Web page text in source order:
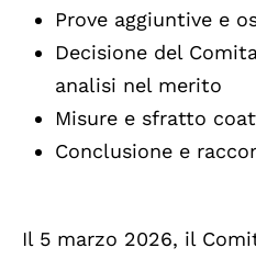
Prove aggiuntive e
Decisione del
analisi nel merito
Misure e sfratto
Conclusione e
Il 5 marzo 2026, il